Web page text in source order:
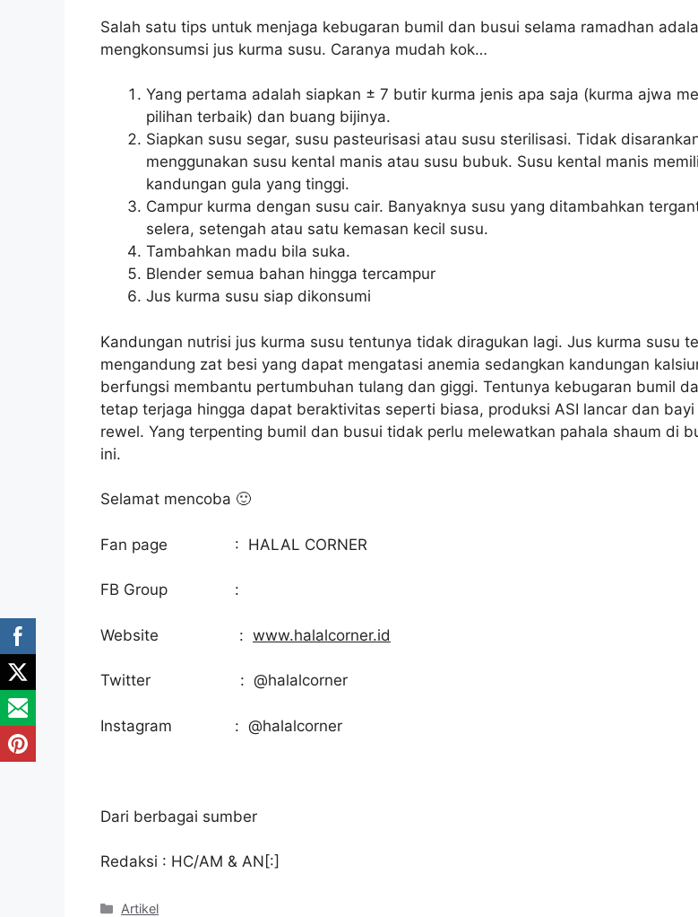
Salah satu tips untuk menjaga kebugaran bumil dan busui selama ramadhan
mengkonsumsi jus kurma susu. Caranya mudah kok…
Yang pertama adalah siapkan ± 7 butir kurma jenis apa saja (kurma ajwa
pilihan terbaik) dan buang bijinya.
Siapkan susu segar, susu pasteurisasi atau susu sterilisasi. Tidak
menggunakan susu kental manis atau susu bubuk. Susu kental manis
kandungan gula yang tinggi.
Campur kurma dengan susu cair. Banyaknya susu yang ditambahkan
selera, setengah atau satu kemasan kecil susu.
Tambahkan madu bila suka.
Blender semua bahan hingga tercampur
Jus kurma susu siap dikonsumi
Kandungan nutrisi jus kurma susu tentunya tidak diragukan lagi. Jus kurma susu
mengandung zat besi yang dapat mengatasi anemia sedangkan kandungan
berfungsi membantu pertumbuhan tulang dan giggi. Tentunya kebugaran bumil
tetap terjaga hingga dapat beraktivitas seperti biasa, produksi ASI lancar dan
rewel. Yang terpenting bumil dan busui tidak perlu melewatkan pahala shaum di
ini.
Selamat mencoba 🙂
Fan page : HALAL CORNER
FB Group :
Website : www.halalcorner.id
Twitter : @halalcorner
Instagram : @halalcorner
Dari berbagai sumber
Redaksi : HC/AM & AN[:]
Kategori
Artikel